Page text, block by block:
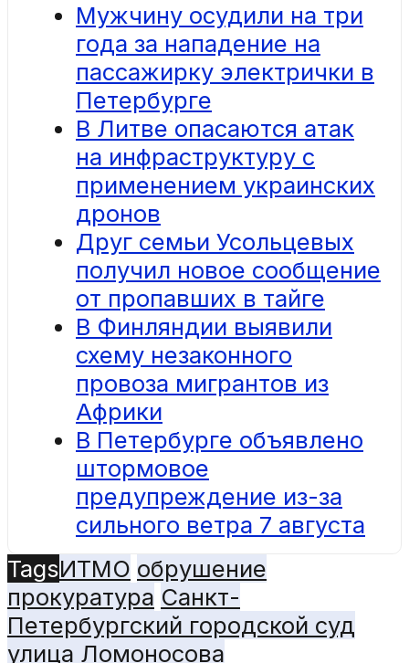
Мужчину осудили на три
года за нападение на
пассажирку электрички в
Петербурге
В Литве опасаются атак
на инфраструктуру с
применением украинских
дронов
Друг семьи Усольцевых
получил новое сообщение
от пропавших в тайге
В Финляндии выявили
схему незаконного
провоза мигрантов из
Африки
В Петербурге объявлено
штормовое
предупреждение из-за
сильного ветра 7 августа
TagsИТМО обрушение
прокуратура Санкт-
Петербургский городской суд
улица Ломоносова